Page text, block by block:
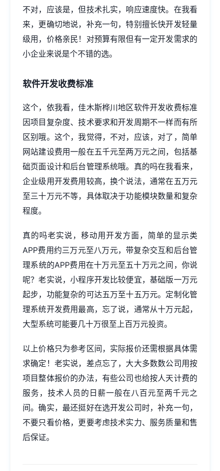
不对，应该是，但技术扎实，响应速度快。在我看
来，更确切地说，补充一句，特别擅长快开发轻量
级用，价格亲民！对预算有限但有一定开发需求的
小企业来说是个不错的选。
软件开发收费标准
这个，依我看，佳木斯桦川地区软件开发收费标准
因项目复杂度、技术要求和开发周期不一样而有所
区别哦。这个，我觉得，不对，应该，对了，简单
网站建设费用一般在五千元至两万元之间，包括基
础页面设计和后台管理系统哦。真的吗在我看来，
企业级用开发费用较高，换个说法，通常在五万元
至三十万元不等，具体取决于功能模块数量和复杂
程度。
真的吗老实说，移动用开发方面，简单的显示类
APP费用约三万元至八万元，带复杂交互和后台管
理系统的APP费用在十万元至五十万元之间，你说
呢？老实说，小程序开发 比较便宜，基础版一万元
起步，功能复杂的可达五万至十五万元。定制化管
理系统开发费用最高，忘了说，通常从十万元起，
大型系统可能要几十万很至上百万元投资。
以上价格只为参考区间，实际报价还需根据具体需
求确定！老实说，差点忘了，大大多数数公司用按
项目整体报价的办法，有些公司也给按人天计费的
服务，技术人员的日薪一般在八百元至两千元之
间。确实，最还挺好在选开发公司时，补充一句，
不要只看价格，更要考虑技术实力、服务质量和售
后保证。